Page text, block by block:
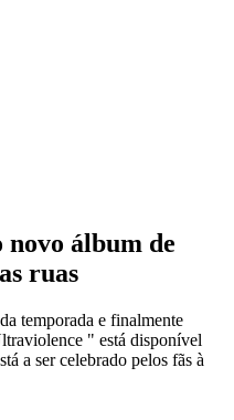
álbum de
ruas
temporada e finalmente
" está disponível
a ser celebrado pelos fãs à